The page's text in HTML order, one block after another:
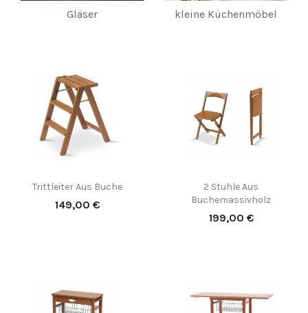
Gläser kleine Küchenmöbel
Trittleiter Aus Buche
Preis
149,00 €
2 Stuhle Aus
Buchemassivholz
Preis
199,00 €